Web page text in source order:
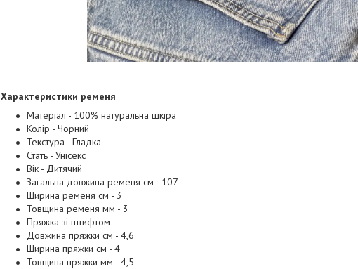
Характеристики ременя
Матеріал - 100% натуральна шкіра
Колір - Чорний
Текстура - Гладка
Стать - Унісекс
Вік - Дитячий
Загальна довжина ременя см - 107
Ширина ременя см - 3
Товщина ременя мм - 3
Пряжка зі штифтом
Довжина пряжки см - 4,6
Ширина пряжки см - 4
Товщина пряжки мм - 4,5